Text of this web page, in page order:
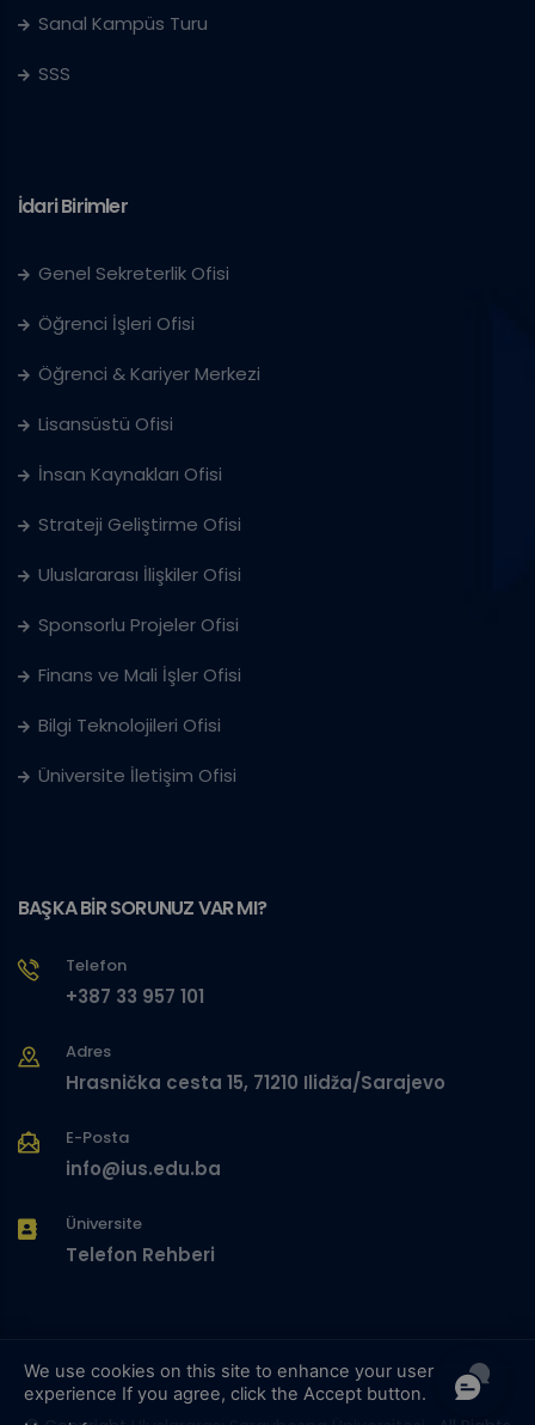
Sanal Kampüs Turu
SSS
İdari Birimler
Genel Sekreterlik Ofisi
Öğrenci İşleri Ofisi
Öğrenci & Kariyer Merkezi
Lisansüstü Ofisi
İnsan Kaynakları Ofisi
Strateji Geliştirme Ofisi
Uluslararası İlişkiler Ofisi
Sponsorlu Projeler Ofisi
Finans ve Mali İşler Ofisi
Bilgi Teknolojileri Ofisi
Üniversite İletişim Ofisi
BAŞKA BİR SORUNUZ VAR MI?
Telefon
+387 33 957 101
Adres
Hrasnička cesta 15, 71210 Ilidža/Sarajevo
E-Posta
info@ius.edu.ba
Üniversite
Telefon Rehberi
We use cookies on this site to enhance your user
experience If you agree, click the Accept button.